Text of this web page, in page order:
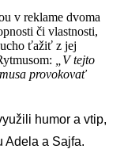
v reklame dvoma
či vlastnosti,
ťažiť z jej
„V tejto
provokovať
humor a vtip,
Adela a Sajfa.